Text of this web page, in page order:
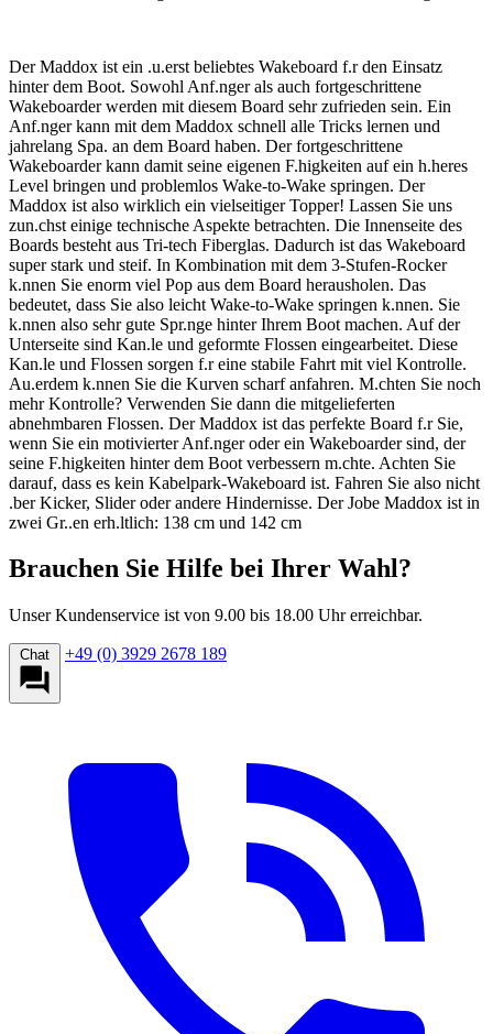
Der Maddox ist ein .u.erst beliebtes Wakeboard f.r den Einsatz
hinter dem Boot. Sowohl Anf.nger als auch fortgeschrittene
Wakeboarder werden mit diesem Board sehr zufrieden sein. Ein
Anf.nger kann mit dem Maddox schnell alle Tricks lernen und
jahrelang Spa. an dem Board haben. Der fortgeschrittene
Wakeboarder kann damit seine eigenen F.higkeiten auf ein h.heres
Level bringen und problemlos Wake-to-Wake springen. Der
Maddox ist also wirklich ein vielseitiger Topper! Lassen Sie uns
zun.chst einige technische Aspekte betrachten. Die Innenseite des
Boards besteht aus Tri-tech Fiberglas. Dadurch ist das Wakeboard
super stark und steif. In Kombination mit dem 3-Stufen-Rocker
k.nnen Sie enorm viel Pop aus dem Board herausholen. Das
bedeutet, dass Sie also leicht Wake-to-Wake springen k.nnen. Sie
k.nnen also sehr gute Spr.nge hinter Ihrem Boot machen. Auf der
Unterseite sind Kan.le und geformte Flossen eingearbeitet. Diese
Kan.le und Flossen sorgen f.r eine stabile Fahrt mit viel Kontrolle.
Au.erdem k.nnen Sie die Kurven scharf anfahren. M.chten Sie noch
mehr Kontrolle? Verwenden Sie dann die mitgelieferten
abnehmbaren Flossen. Der Maddox ist das perfekte Board f.r Sie,
wenn Sie ein motivierter Anf.nger oder ein Wakeboarder sind, der
seine F.higkeiten hinter dem Boot verbessern m.chte. Achten Sie
darauf, dass es kein Kabelpark-Wakeboard ist. Fahren Sie also nicht
.ber Kicker, Slider oder andere Hindernisse. Der Jobe Maddox ist in
zwei Gr..en erh.ltlich: 138 cm und 142 cm
Brauchen Sie Hilfe bei Ihrer Wahl?
Unser Kundenservice ist von 9.00 bis 18.00 Uhr erreichbar.
Chat +49 (0) 3929 2678 189